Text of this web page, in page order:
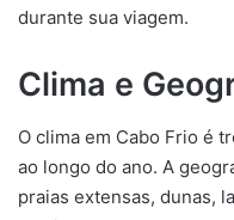
durante sua viagem.
Clima e
O clima em Cabo Frio é
ao longo do ano. A
praias extensas, dunas,